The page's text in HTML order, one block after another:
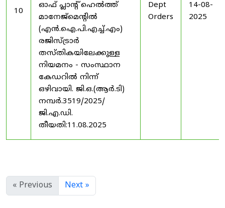
10
ഓഫ് പ്ലാന്റ് ഹെൽത്ത്
മാനേജ്‌മെന്റിൽ
(എൻ.ഐ.പി.എച്ച്.എം)
രജിസ്ട്രാർ
തസ്തികയിലേക്കുള്ള
നിയമനം - സംസ്ഥാന
കേഡറിൽ നിന്ന്
ഒഴിവായി. ജി.ഒ.(ആർ.ടി)
നമ്പർ.3519/2025/
ജി.എ.ഡി.
തീയതി:11.08.2025
Dept
Orders
14-08-
2025
« Previous Next »